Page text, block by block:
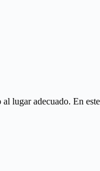
lugar adecuado. En